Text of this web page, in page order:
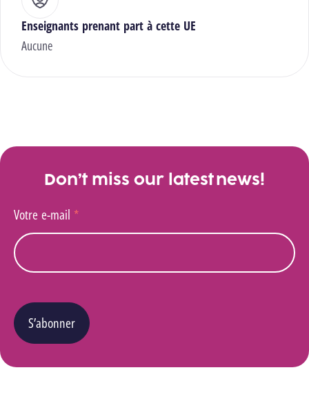
Enseignants prenant part à cette UE
Aucune
Don’t miss our latest news!
Votre e-mail *
S’abonner